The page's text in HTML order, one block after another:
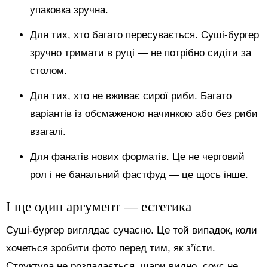
упаковка зручна.
Для тих, хто багато пересувається. Суші-бургер
зручно тримати в руці — не потрібно сидіти за
столом.
Для тих, хто не вживає сирої риби. Багато
варіантів із обсмаженою начинкою або без риби
взагалі.
Для фанатів нових форматів. Це не черговий
рол і не банальний фастфуд — це щось інше.
І ще один аргумент — естетика
Суші-бургер виглядає сучасно. Це той випадок, коли
хочеться зробити фото перед тим, як з’їсти.